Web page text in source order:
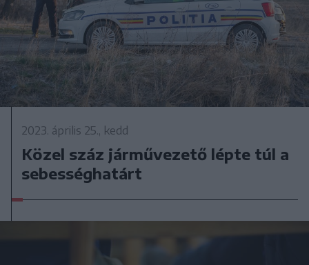
2023. április 25., kedd
Közel száz járművezető lépte túl a
sebességhatárt